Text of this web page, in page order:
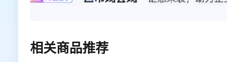
相关商品推荐